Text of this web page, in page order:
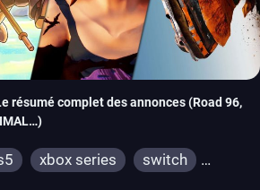
résumé complet des annonces (Road 96,
xbox series
switch